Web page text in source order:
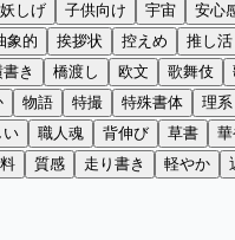
妖しげ 子供向け 宇宙 安心
象的 挨拶状 控えめ 推し活
き 橋渡し 欧文 歌舞伎
物語 特撮 特殊書体 理系
い 職人魂 背伸び 草書
質感 走り書き 軽やか